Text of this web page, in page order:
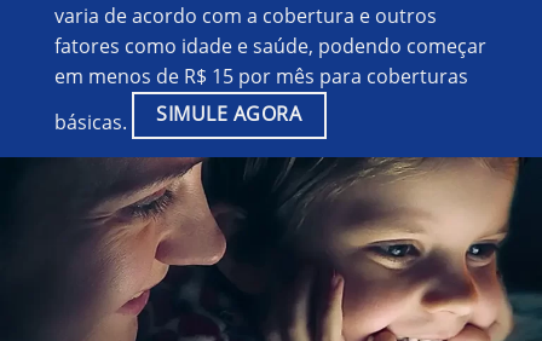
varia de acordo com a cobertura e outros
fatores como idade e saúde, podendo começar
em menos de R$ 15 por mês para coberturas
básicas.
SIMULE AGORA